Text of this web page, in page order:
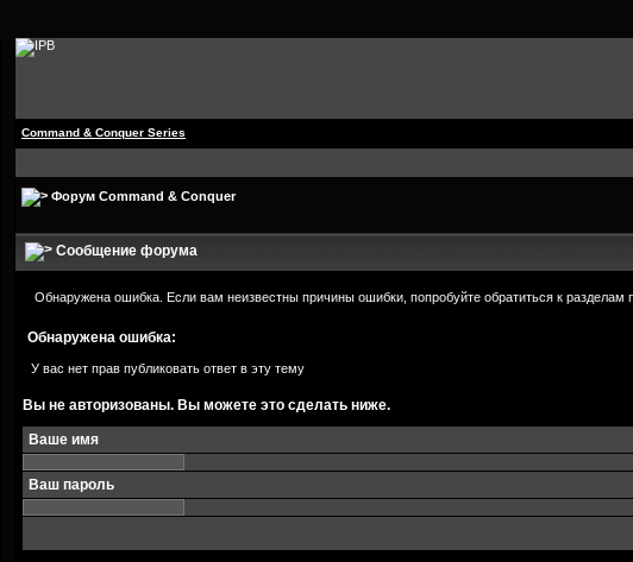
Command & Conquer Series
Форум Command & Conquer
Сообщение форума
Обнаружена ошибка. Если вам неизвестны причины ошибки, попробуйте обратиться к разделам
Обнаружена ошибка:
У вас нет прав публиковать ответ в эту тему
Вы не авторизованы. Вы можете это сделать ниже.
Ваше имя
Ваш пароль